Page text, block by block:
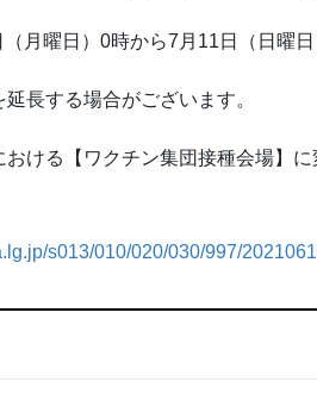
月曜日）0時から7月11日（日曜
長する場合がございます。
ける【ワクチン集団接種会場】に
s013/010/020/030/997/